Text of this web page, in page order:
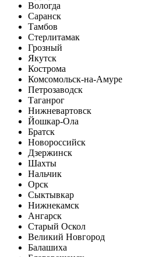
Вологда
Саранск
Тамбов
Стерлитамак
Грозный
Якутск
Кострома
Комсомольск-на-Амуре
Петрозаводск
Таганрог
Нижневартовск
Йошкар-Ола
Братск
Новороссийск
Дзержинск
Шахты
Нальчик
Орск
Сыктывкар
Нижнекамск
Ангарск
Старый Оскол
Великий Новгород
Балашиха